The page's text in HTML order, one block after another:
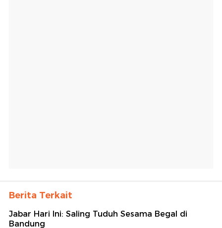
Berita Terkait
Jabar Hari Ini: Saling Tuduh Sesama Begal di
Bandung